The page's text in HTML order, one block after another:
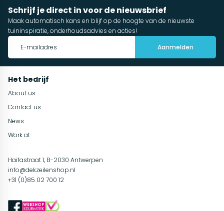
Schrijf je direct in voor de nieuwsbrief
Maak automatisch kans en blijf op de hoogte van de nieuwste
tuininspiratie, onderhoudsadvies en acties!
Aanmelden
Het bedrijf
About us
Contact us
News
Work at
Haifastraat 1, B-2030 Antwerpen
info@dekzeilenshop.nl
+31 (0)85 02 700 12